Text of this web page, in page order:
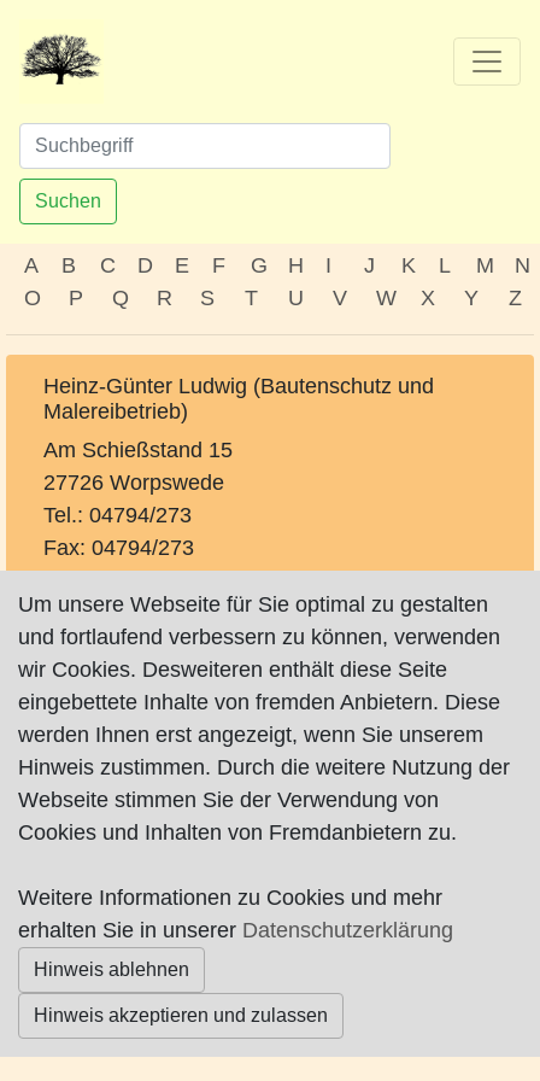
Suchen
A B C D E F G H I J K L M
N
O
P Q R S T U V W X Y Z
Heinz-Günter Ludwig (Bautenschutz und
Malereibetrieb)
Am Schießstand 15
27726 Worpswede
Tel.: 04794/273
Fax: 04794/273
Impressum |Datenschutz| AGB
© Worpswede24 2015-2026
Um unsere Webseite für Sie optimal zu gestalten
und fortlaufend verbessern zu können, verwenden
wir Cookies. Desweiteren enthält diese Seite
eingebettete Inhalte von fremden Anbietern. Diese
werden Ihnen erst angezeigt, wenn Sie unserem
Hinweis zustimmen. Durch die weitere Nutzung der
Webseite stimmen Sie der Verwendung von
Cookies und Inhalten von Fremdanbietern zu.
Weitere Informationen zu Cookies und mehr
erhalten Sie in unserer Datenschutzerklärung
Hinweis ablehnen
Hinweis akzeptieren und zulassen